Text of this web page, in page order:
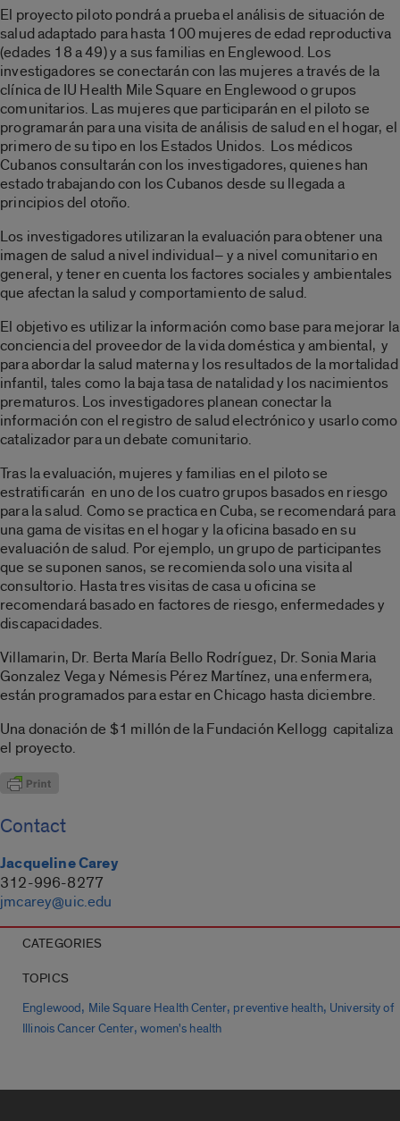
El proyecto piloto pondrá a prueba el análisis de situación de
salud adaptado para hasta 100 mujeres de edad reproductiva
(edades 18 a 49) y a sus familias en Englewood. Los
investigadores se conectarán con las mujeres a través de la
clínica de IU Health Mile Square en Englewood o grupos
comunitarios. Las mujeres que participarán en el piloto se
programarán para una visita de análisis de salud en el hogar, el
primero de su tipo en los Estados Unidos. Los médicos
Cubanos consultarán con los investigadores, quienes han
estado trabajando con los Cubanos desde su llegada a
principios del otoño.
Los investigadores utilizaran la evaluación para obtener una
imagen de salud a nivel individual– y a nivel comunitario en
general, y tener en cuenta los factores sociales y ambientales
que afectan la salud y comportamiento de salud.
El objetivo es utilizar la información como base para mejorar la
conciencia del proveedor de la vida doméstica y ambiental, y
para abordar la salud materna y los resultados de la mortalidad
infantil, tales como la baja tasa de natalidad y los nacimientos
prematuros. Los investigadores planean conectar la
información con el registro de salud electrónico y usarlo como
catalizador para un debate comunitario.
Tras la evaluación, mujeres y familias en el piloto se
estratificarán en uno de los cuatro grupos basados en riesgo
para la salud. Como se practica en Cuba, se recomendará para
una gama de visitas en el hogar y la oficina basado en su
evaluación de salud. Por ejemplo, un grupo de participantes
que se suponen sanos, se recomienda solo una visita al
consultorio. Hasta tres visitas de casa u oficina se
recomendará basado en factores de riesgo, enfermedades y
discapacidades.
Villamarin, Dr. Berta María Bello Rodríguez, Dr. Sonia Maria
Gonzalez Vega y Némesis Pérez Martínez, una enfermera,
están programados para estar en Chicago hasta diciembre.
Una donación de $1 millón de la Fundación Kellogg capitaliza
el proyecto.
Contact
Jacqueline Carey
312-996-8277
jmcarey@uic.edu
CATEGORIES
TOPICS
Englewood, Mile Square Health Center, preventive health, University of
Illinois Cancer Center,women's health